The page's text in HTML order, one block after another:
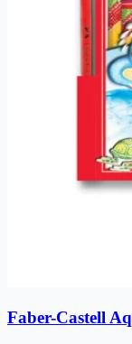
Faber-Castell